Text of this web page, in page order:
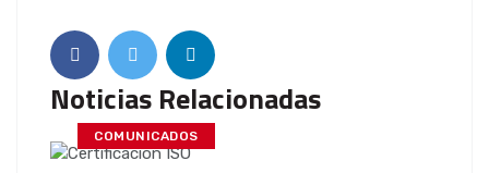
Noticias Relacionadas
COMUNICADOS